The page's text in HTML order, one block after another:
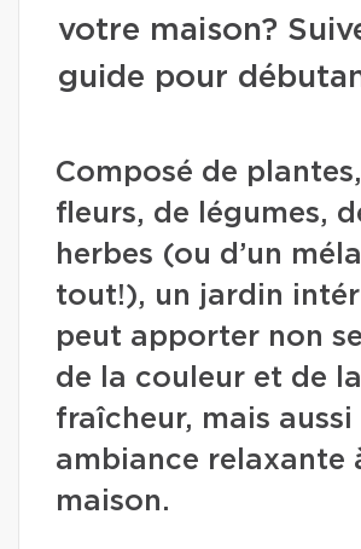
votre maison?
guide pour
Composé de
fleurs, de légumes,
herbes (ou d’un
tout!), un jardin
peut apporter non
de la couleur et de la
fraîcheur, mais aussi
ambiance relaxante
maison.